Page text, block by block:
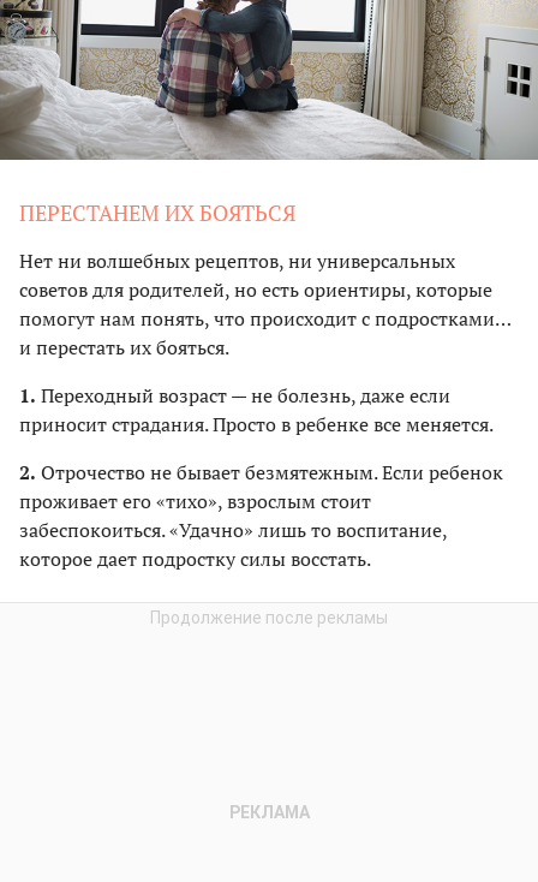
ПЕРЕСТАНЕМ ИХ БОЯТЬСЯ
Нет ни волшебных рецептов, ни универсальных
советов для родителей, но есть ориентиры, которые
помогут нам понять, что происходит с подростками…
и перестать их бояться.
1. Переходный возраст — не болезнь, даже если
приносит страдания. Просто в ребенке все меняется.
2. Отрочество не бывает безмятежным. Если ребенок
проживает его «тихо», взрослым стоит
забеспокоиться. «Удачно» лишь то воспитание,
которое дает подростку силы восстать.